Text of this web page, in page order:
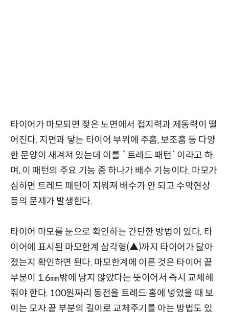
타이어가 마모되면 젖은 노면에서 접지력과 제동력이 떨
어진다. 지면과 닿는 타이어 부위에 주홈, 보조홈 등 다양
한 문양이 새겨져 있는데 이를 `트레드 패턴`이라고 하
며, 이 패턴의 주요 기능 중 하나가 배수 기능이다. 마모가
심하면 트레드 패턴이 지워져 배수가 안 되고 수막현상
등의 문제가 발생한다.
타이어 마모를 눈으로 확인하는 간단한 방법이 있다. 타
이어에 표시된 마모한계 삼각형(▲)까지 타이어가 닳아
졌는지 확인하면 된다. 마모한계에 이른 것은 타이어 끝
부분이 1.6㎜밖에 남지 않았다는 뜻이어서 즉시 교체해
줘야 한다. 100원짜리 동전을 트레드 홈에 넣었을 때 보
이는 모자 끝 부분의 길이로 교체주기를 아는 방법도 있